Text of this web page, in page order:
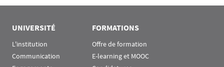
UNIVERSITÉ
L'institution
Communication
FORMATIONS
Offre de formation
E-learning et MOOC